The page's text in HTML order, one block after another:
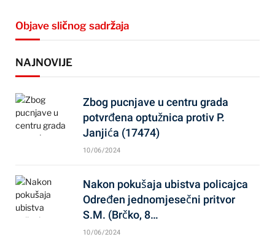
Objave sličnog sadržaja
NAJNOVIJE
Zbog pucnjave u centru grada
potvrđena optužnica protiv P.
Janjića (17474)
10/06/2024
Nakon pokušaja ubistva policajca
Određen jednomjesečni pritvor
S.M. (Brčko, 8…
10/06/2024